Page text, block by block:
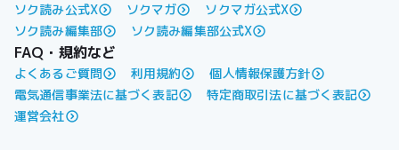
ソク読み公式X ソクマガ
ソクマガ公式X
ソク読み編集部
ソク読み編集部公式X
FAQ・規約など
よくあるご質問 利用規約
個人情報保護方針
電気通信事業法に基づく表記
特定商取引法に基づく表記
運営会社